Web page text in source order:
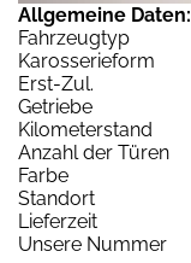
Allgemeine Daten:
Fahrzeugtyp
Karosserieform
Erst-Zul.
Getriebe
Kilometerstand
Anzahl der Türen
Farbe
Standort
Lieferzeit
Unsere Nummer